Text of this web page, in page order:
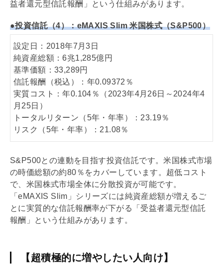
益者還元型信託報酬」という仕組みがあります。
●投資信託（4）：eMAXIS Slim 米国株式（S&P500）
設定日：2018年7月3日
純資産総額：6兆1,285億円
基準価額：33,289円
信託報酬（税込）：年0.09372％
実質コスト：年0.104％（2023年4月26日～2024年4
月25日）
トータルリターン（5年・年率）：23.19％
リスク（5年・年率）：21.08％
S&P500との連動を目指す投資信託です。米国株式市場
の時価総額の約80％をカバーしています。超低コスト
で、米国株式市場全体に分散投資が可能です。
「eMAXIS Slim」シリーズには純資産総額が増えるご
とに実質的な信託報酬率が下がる「受益者還元型信託
報酬」という仕組みがあります。
【超積極的に増やしたい人向け】